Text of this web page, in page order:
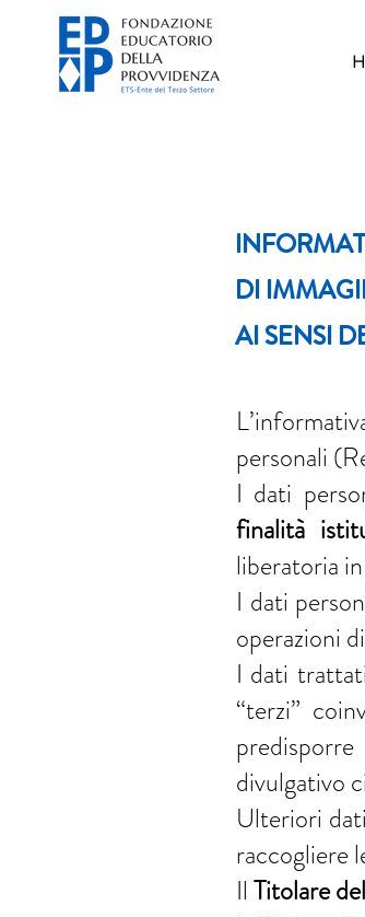
DI
AI SENSI
personali
I dati
finalità
liberatoria
I dati
operazioni
I dati
“terzi”
divulgativo
Ulteriori
raccogliere
IlTitolare